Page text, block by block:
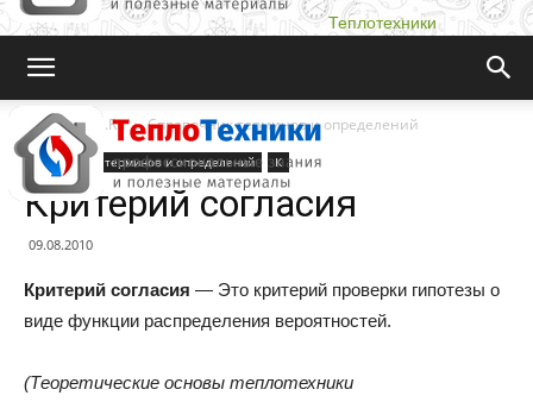
Теплотехники
Teplotehniki.Ru Справочник терминов и определений
Справочник терминов и определений К
Критерий согласия
09.08.2010
Критерий согласия — Это критерий проверки гипотезы о
виде функции распределения вероятностей.
(Теоретические основы теплотехники